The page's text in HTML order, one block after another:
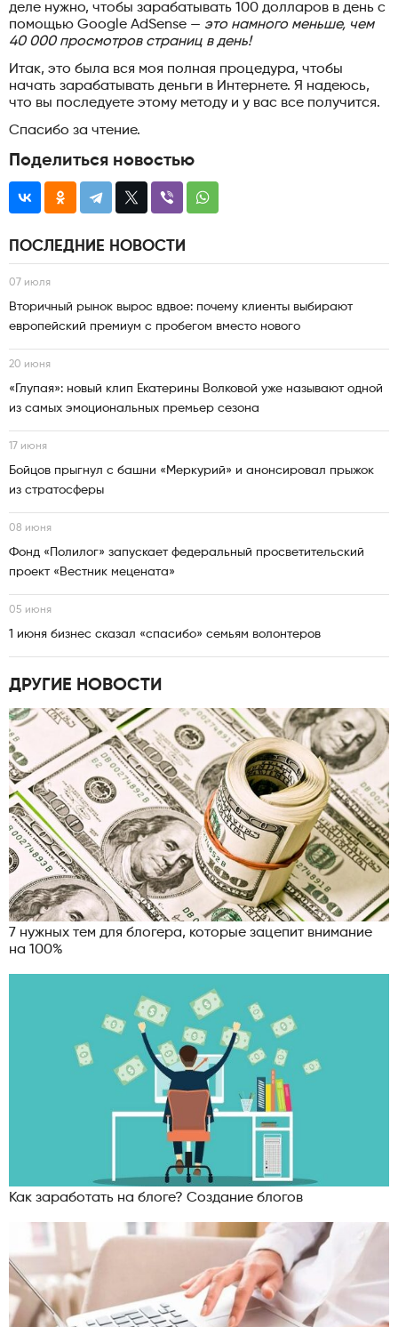
деле нужно, чтобы зарабатывать 100 долларов в день с
помощью Google AdSense — это намного меньше, чем
40 000 просмотров страниц в день!
Итак, это была вся моя полная процедура, чтобы
начать зарабатывать деньги в Интернете. Я надеюсь,
что вы последуете этому методу и у вас все получится.
Спасибо за чтение.
Поделиться новостью
ПОСЛЕДНИЕ НОВОСТИ
07 июля
Вторичный рынок вырос вдвое: почему клиенты выбирают
европейский премиум с пробегом вместо нового
20 июня
«Глупая»: новый клип Екатерины Волковой уже называют одной
из самых эмоциональных премьер сезона
17 июня
Бойцов прыгнул с башни «Меркурий» и анонсировал прыжок
из стратосферы
08 июня
Фонд «Полилог» запускает федеральный просветительский
проект «Вестник мецената»
05 июня
1 июня бизнес сказал «спасибо» семьям волонтеров
ДРУГИЕ НОВОСТИ
7 нужных тем для блогера, которые зацепит внимание
на 100%
Как заработать на блоге? Создание блогов